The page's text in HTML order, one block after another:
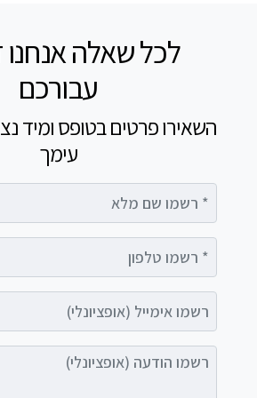
לכל שאלה אנחנו
עבורכם
השאירו פרטים בטופס ומיד
עימך
רשמו הודעה (אופציונלי)